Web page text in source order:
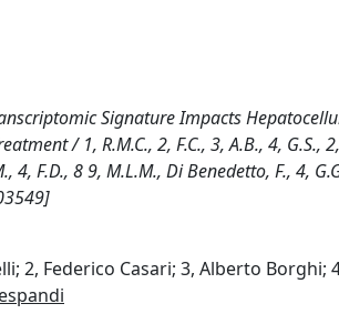
Signature Impacts
/ 1, R.M.C., 2, F.C., 3, A.B., 4, G.S.,
4, F.D., 8 9, M.L.M., Di Benedetto, F., 4,
2, Federico Casari; 3, Alberto
espandi